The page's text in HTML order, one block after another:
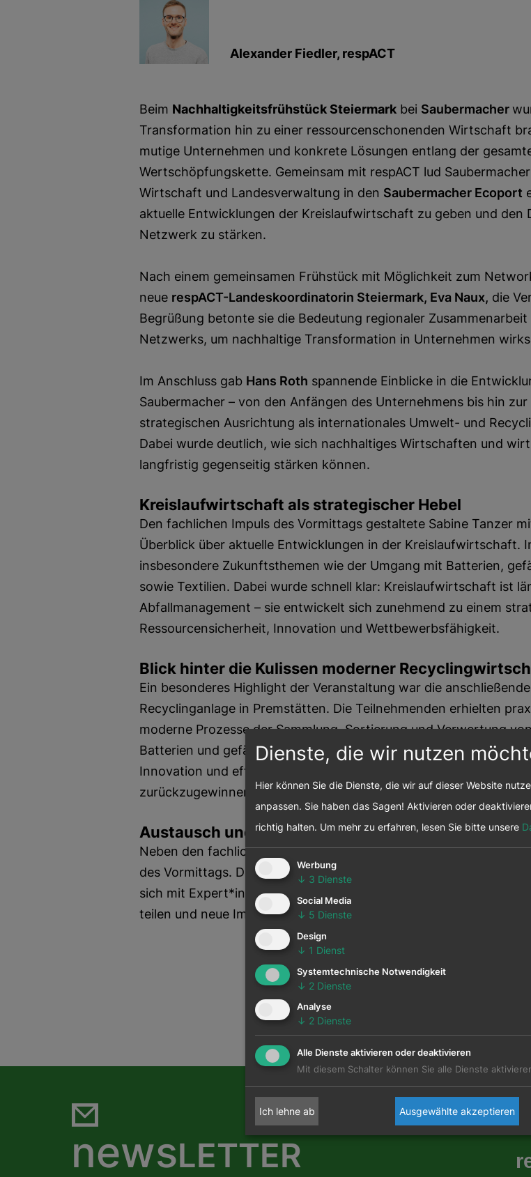
Alexander Fiedler, respACT
Beim Nachhaltigkeitsfrühstück Steiermarkbei Saubermacher
Transformation hin zu einer ressourcenschonenden Wirtschaft
mutige Unternehmen und konkrete Lösungen entlang der
Wertschöpfungskette. Gemeinsam mit respACT lud
Wirtschaft und Landesverwaltung in den Saubermacher Ecoport
aktuelle Entwicklungen der Kreislaufwirtschaft zu geben und den
Netzwerk zu stärken.
Nach einem gemeinsamen Frühstück mit Möglichkeit zum
neue respACT-Landeskoordinatorin Steiermark, Eva Naux, die
Begrüßung betonte sie die Bedeutung regionaler
Netzwerks, um nachhaltige Transformation in Unternehmen
Im Anschluss gab Hans Roth spannende Einblicke in die
Saubermacher – von den Anfängen des Unternehmens bis hin zur
strategischen Ausrichtung als internationales Umwelt- und
Dabei wurde deutlich, wie sich nachhaltiges Wirtschaften und
langfristig gegenseitig stärken können.
Kreislaufwirtschaft als strategischer Hebel
Den fachlichen Impuls des Vormittags gestaltete Sabine Tanzer
Überblick über aktuelle Entwicklungen in der Kreislaufwirtschaft.
insbesondere Zukunftsthemen wie der Umgang mit Batterien,
sowie Textilien. Dabei wurde schnell klar: Kreislaufwirtschaft ist
Abfallmanagement – sie entwickelt sich zunehmend zu einem
Ressourcensicherheit, Innovation und Wettbewerbsfähigkeit.
Blick hinter die Kulissen moderner
Ein besonderes Highlight der Veranstaltung war die
Recyclinganlage in Premstätten. Die Teilnehmenden erhielten
moderne Prozesse der Sammlung, Sortierung und Verwertung
Batterien und gefährlichen Abfällen. Die Führung machte sichtbar,
Innovation und effiziente Kreislaufsysteme dazu beitragen,
zurückzugewinnen und Umweltbelastungen zu reduzieren.
Austausch und regionale Vernetzung
Neben den fachlichen Inputs stand vor allem der persönliche
des Vormittags. Das Nachhaltigkeitsfrühstück bot den
sich mit Expert*innen und Unternehmensvertreter*innen zu
teilen und neue Impulse für die eigene Nachhaltigkeitspraxis
newsLETTER
Dienste, die wir nutzen
Hier können Sie die Dienste, die wir auf dieser Website
anpassen. Sie haben das Sagen! Aktivieren oder
richtig halten. Um mehr zu erfahren, lesen Sie bitte unsere
Werbung
↓ 3 Dienste
Social Media
↓ 5 Dienste
Design
↓ 1 Dienst
Systemtechnische Notwendigkeit
↓ 2 Dienste
Analyse
↓ 2 Dienste
Alle Dienste aktivieren oder deaktivieren
Mit diesem Schalter können Sie alle Dienste
Ich lehne ab Ausgewählte akzeptieren